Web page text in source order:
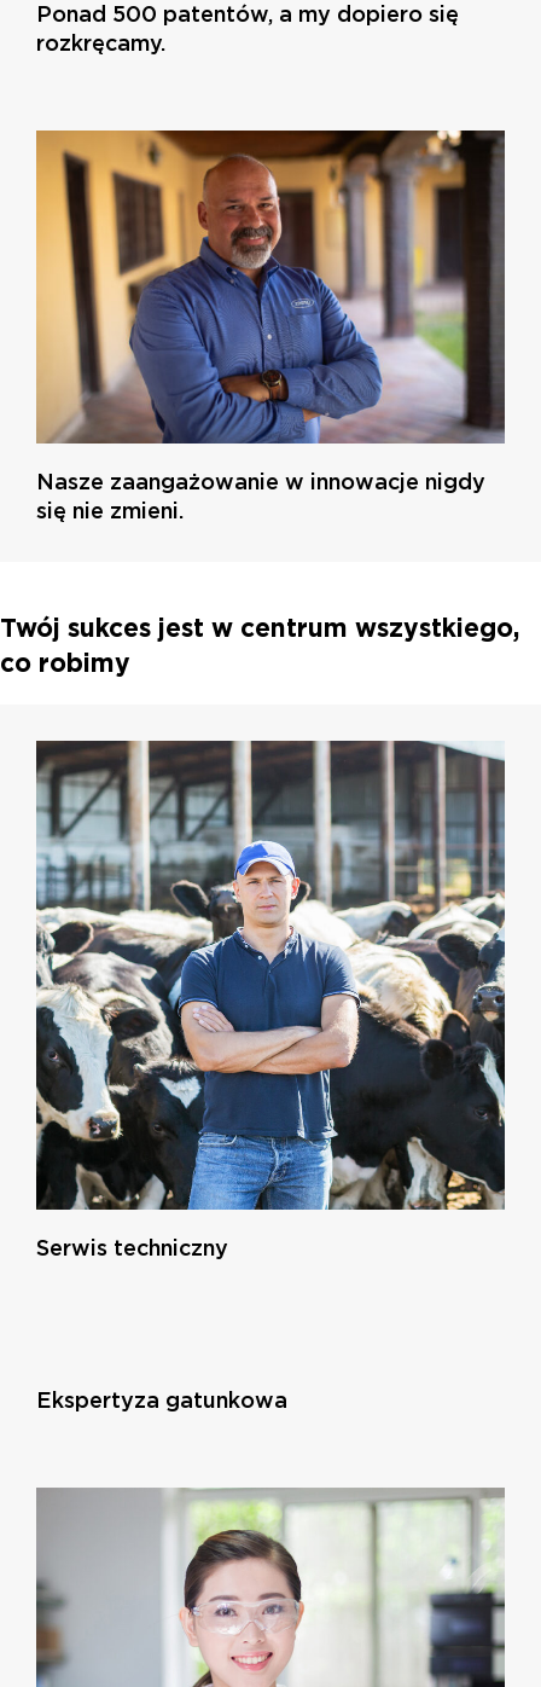
Ponad 500 patentów, a my dopiero się
rozkręcamy.
Nasze zaangażowanie w innowacje nigdy
się nie zmieni.
Twój sukces jest w centrum wszystkiego,
co robimy
Serwis techniczny
Ekspertyza gatunkowa